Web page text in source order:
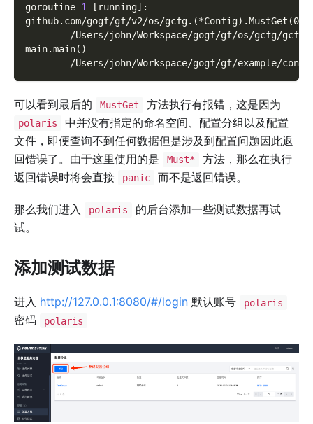
goroutine 1 [ running] :
github.com/gogf/gf/v2/os/gcfg. (*Config) .MustGet (
/Users/john/Workspace/gogf/gf/os/gcfg/
main.main( )
/Users/john/Workspace/gogf/gf/example/
可以看到最后的 MustGet 方法执行有报错，这是因为
polaris
中并没有指定的命名空间、配置分组以及配置
文件，即便查询不到任何数据但是涉及到配置问题因此返
回错误了。由于这里使用的是
Must*
方法，那么在执行
返回错误时将会直接
panic 而不是返回错误。
那么我们进入 polaris
的后台添加一些测试数据再试
试。
添加测试数据
进入 http://127.0.0.1:8080/#/login 默认账号 polaris
密码 polaris